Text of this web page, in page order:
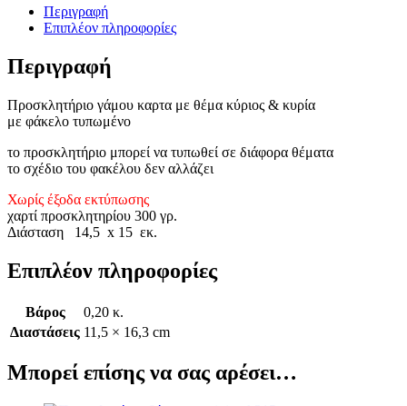
Περιγραφή
Επιπλέον πληροφορίες
Περιγραφή
Προσκλητήριο γάμου καρτα με θέμα κύριος & κυρία
με φάκελο τυπωμένο
το προσκλητήριο μπορεί να τυπωθεί σε διάφορα θέματα
το σχέδιο του φακέλου δεν αλλάζει
Χωρίς έξοδα εκτύπωσης
χαρτί προσκλητηρίου 300 γρ.
Διάσταση 14,5 x 15 εκ.
Επιπλέον πληροφορίες
Βάρος
0,20 κ.
Διαστάσεις 11,5 × 16,3 cm
Μπορεί επίσης να σας αρέσει…